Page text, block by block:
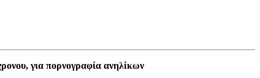
για πορνογραφία ανηλίκων